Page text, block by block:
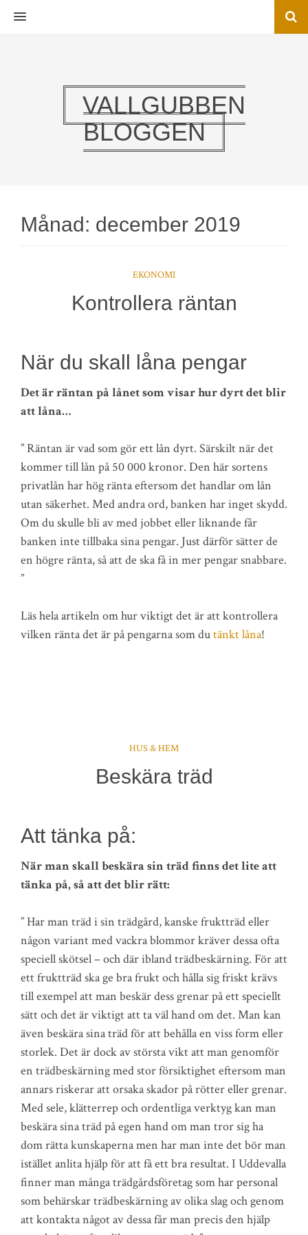
MENU
VALLGUBBEN
BLOGGEN
Månad: december 2019
EKONOMI
Kontrollera räntan
När du skall låna pengar
Det är räntan på lånet som visar hur dyrt det blir
att låna…
” Räntan är vad som gör ett lån dyrt. Särskilt när det
kommer till lån på 50 000 kronor. Den här sortens
privatlån har hög ränta eftersom det handlar om lån
utan säkerhet. Med andra ord, banken har inget skydd.
Om du skulle bli av med jobbet eller liknande får
banken inte tillbaka sina pengar. Just därför sätter de
en högre ränta, så att de ska få in mer pengar snabbare.
”
Läs hela artikeln om hur viktigt det är att kontrollera
vilken ränta det är på pengarna som dutänkt låna!
HUS & HEM
Beskära träd
Att tänka på:
När man skall beskära sin träd finns det lite att
tänka på, så att det blir rätt:
” Har man träd i sin trädgård, kanske fruktträd eller
någon variant med vackra blommor kräver dessa ofta
speciell skötsel – och där ibland trädbeskärning. För att
ett fruktträd ska ge bra frukt och hålla sig friskt krävs
till exempel att man beskär dess grenar på ett speciellt
sätt och det är viktigt att ta väl hand om det. Man kan
även beskära sina träd för att behålla en viss form eller
storlek. Det är dock av största vikt att man genomför
en trädbeskärning med stor försiktighet eftersom man
annars riskerar att orsaka skador på rötter eller grenar.
Med sele, klätterrep och ordentliga verktyg kan man
beskära sina träd på egen hand om man tror sig ha
dom rätta kunskaperna men har man inte det bör man
istället anlita hjälp för att få ett bra resultat. I Uddevalla
finner man många trädgårdsföretag som har personal
som behärskar trädbeskärning av olika slag och genom
att kontakta något av dessa får man precis den hjälp